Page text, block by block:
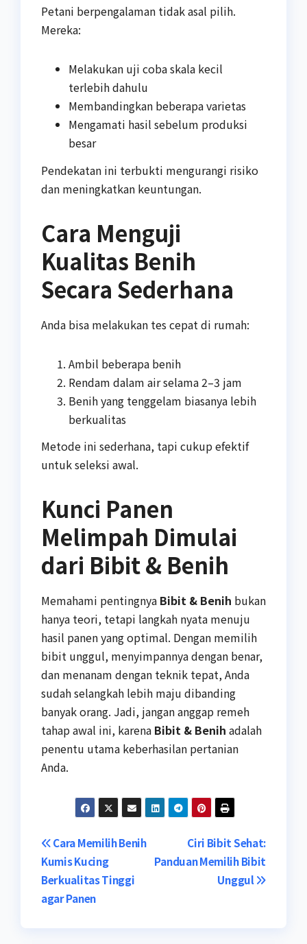
Petani berpengalaman tidak asal pilih.
Mereka:
Melakukan uji coba skala kecil
terlebih dahulu
Membandingkan beberapa varietas
Mengamati hasil sebelum produksi
besar
Pendekatan ini terbukti mengurangi risiko
dan meningkatkan keuntungan.
Cara Menguji
Kualitas Benih
Secara Sederhana
Anda bisa melakukan tes cepat di rumah:
Ambil beberapa benih
Rendam dalam air selama 2–3 jam
Benih yang tenggelam biasanya lebih
berkualitas
Metode ini sederhana, tapi cukup efektif
untuk seleksi awal.
Kunci Panen
Melimpah Dimulai
dari Bibit & Benih
Memahami pentingnya Bibit & Benih bukan
hanya teori, tetapi langkah nyata menuju
hasil panen yang optimal. Dengan memilih
bibit unggul, menyimpannya dengan benar,
dan menanam dengan teknik tepat, Anda
sudah selangkah lebih maju dibanding
banyak orang. Jadi, jangan anggap remeh
tahap awal ini, karena Bibit & Benih adalah
penentu utama keberhasilan pertanian
Anda.
Post
navigation
Ciri Bibit Sehat:
Panduan Memilih Bibit
Unggul
Cara Memilih Benih
Kumis Kucing
Berkualitas Tinggi
agar Panen